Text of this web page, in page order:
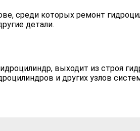
среди которых ремонт
детали.
выходит из строя
и других узлов